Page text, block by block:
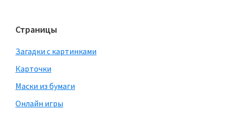
Страницы
Загадки с картинками
Карточки
Маски из бумаги
Онлайн игры